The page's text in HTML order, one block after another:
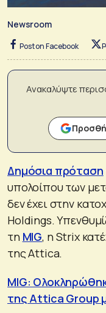
Newsroom
Post on Facebook
Ανακαλύψτε
Δημόσια πρόταση
υπολοίπου των
δεν έχει στην
Holdings.
τη MIG, η Strix
της Attica.
MIG:
της Attica Group